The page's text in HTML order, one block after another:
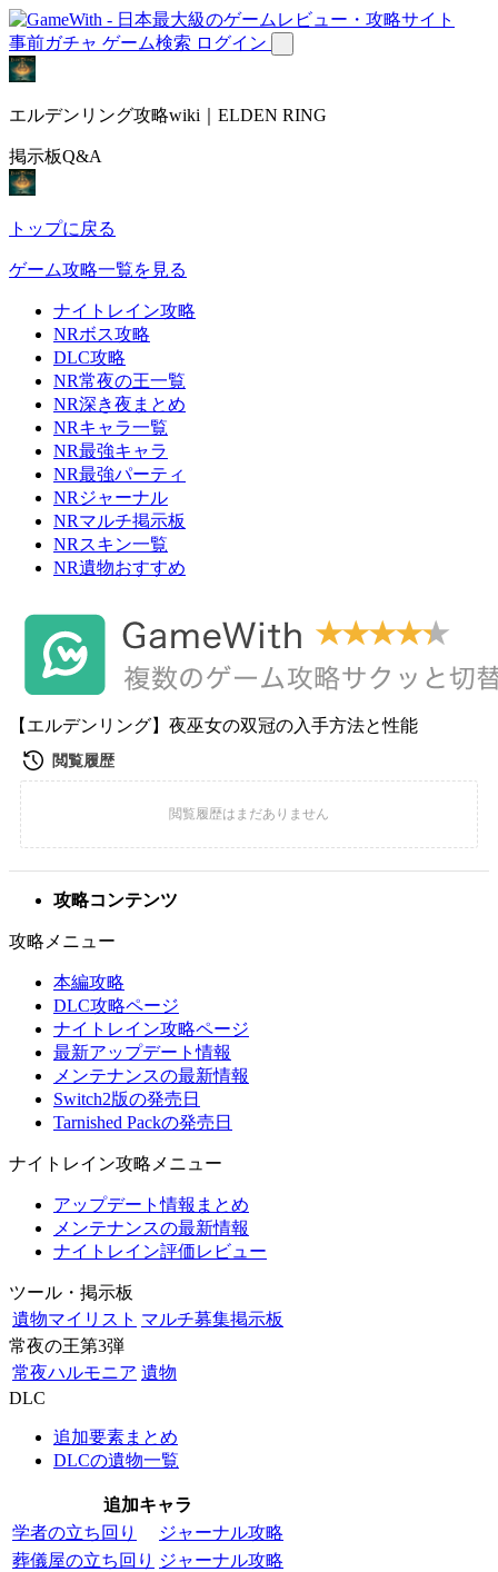
事前ガチャ ゲーム検索 ログイン
エルデンリング攻略wiki｜ELDEN RING
掲示板Q&A
トップに戻る
ゲーム攻略一覧を見る
ナイトレイン攻略
NRボス攻略
DLC攻略
NR常夜の王一覧
NR深き夜まとめ
NRキャラ一覧
NR最強キャラ
NR最強パーティ
NRジャーナル
NRマルチ掲示板
NRスキン一覧
NR遺物おすすめ
【エルデンリング】夜巫女の双冠の入手方法と性能
攻略コンテンツ
攻略メニュー
本編攻略
DLC攻略ページ
ナイトレイン攻略ページ
最新アップデート情報
メンテナンスの最新情報
Switch2版の発売日
Tarnished Packの発売日
ナイトレイン攻略メニュー
アップデート情報まとめ
メンテナンスの最新情報
ナイトレイン評価レビュー
ツール・掲示板
遺物マイリスト マルチ募集掲示板
常夜の王第3弾
常夜ハルモニア 遺物
DLC
追加要素まとめ
DLCの遺物一覧
追加キャラ
学者の立ち回り
ジャーナル攻略
葬儀屋の立ち回り ジャーナル攻略